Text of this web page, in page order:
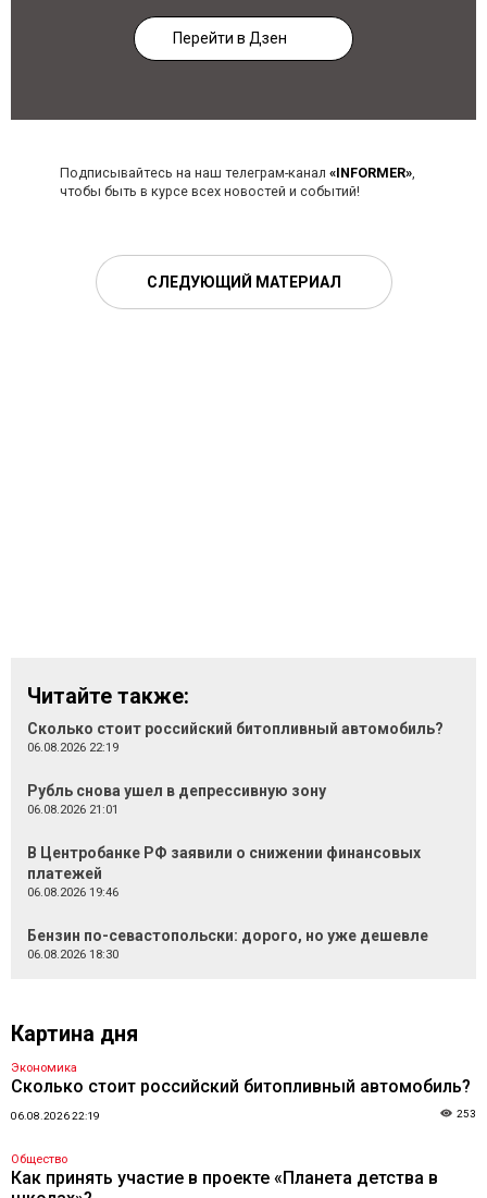
Перейти в Дзен
Подписывайтесь на наш телеграм-канал «INFORMER»,
чтобы быть в курсе всех новостей и событий!
СЛЕДУЮЩИЙ МАТЕРИАЛ
Читайте также:
Сколько стоит российский битопливный автомобиль?
06.08.2026 22:19
Рубль снова ушел в депрессивную зону
06.08.2026 21:01
В Центробанке РФ заявили о снижении финансовых
платежей
06.08.2026 19:46
Бензин по-севастопольски: дорого, но уже дешевле
06.08.2026 18:30
Картина дня
Экономика
Сколько стоит российский битопливный автомобиль?
06.08.2026 22:19 253
Общество
Как принять участие в проекте «Планета детства в